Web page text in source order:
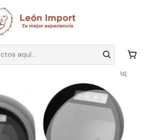
Usb Láser Lector Código De Barra